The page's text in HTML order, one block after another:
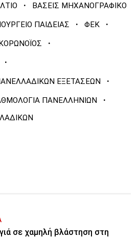
· ΒΑΣΕΙΣ ΜΗΧΑΝΟΓΡΑΦΙΚΟ
ΠΑΙΔΕΙΑΣ · ΦΕΚ ·
·
·
ΕΞΕΤΑΣΕΩΝ ·
ΠΑΝΕΛΛΗΝΙΩΝ ·
σε χαμηλή βλάστηση στη